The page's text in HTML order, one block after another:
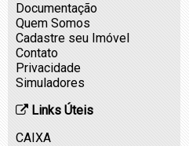
Documentação
Quem Somos
Cadastre seu Imóvel
Contato
Privacidade
Simuladores
Links Úteis
CAIXA